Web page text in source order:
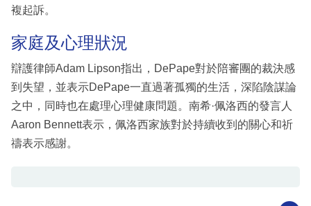
複起訴。
家庭及心理狀況
辯護律師Adam Lipson指出，DePape對於陪審團的裁決感
到失望，並表示DePape一直過著孤獨的生活，深陷陰謀論
之中，同時也在處理心理健康問題。南希·佩洛西的發言人
Aaron Bennett表示，佩洛西家族對於持續收到的關心和祈
禱表示感謝。